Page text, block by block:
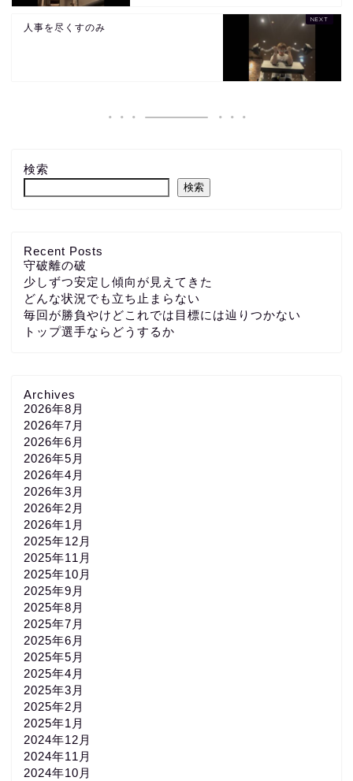
人事を尽くすのみ
検索
検索
Recent Posts
守破離の破
少しずつ安定し傾向が見えてきた
どんな状況でも立ち止まらない
毎回が勝負やけどこれでは目標には辿りつかない
トップ選手ならどうするか
Archives
2026年8月
2026年7月
2026年6月
2026年5月
2026年4月
2026年3月
2026年2月
2026年1月
2025年12月
2025年11月
2025年10月
2025年9月
2025年8月
2025年7月
2025年6月
2025年5月
2025年4月
2025年3月
2025年2月
2025年1月
2024年12月
2024年11月
2024年10月